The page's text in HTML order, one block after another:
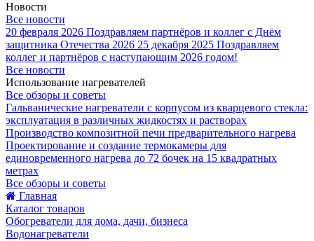
Новости
Все новости
20 февраля 2026 Поздравляем партнёров и коллег с Днём
защитника Отечества 2026 25 декабря 2025 Поздравляем
коллег и партнёров с наступающим 2026 годом!
Все новости
Использование нагревателей
Все обзоры и советы
Гальванические нагреватели с корпусом из кварцевого стекла:
эксплуатация в различных жидкостях и растворах
Производство композитной печи предварительного нагрева
Проектирование и создание термокамеры для
единовременного нагрева до 72 бочек на 15 квадратных
метрах
Все обзоры и советы
Главная
Каталог товаров
Обогреватели для дома, дачи, бизнеса
Водонагреватели